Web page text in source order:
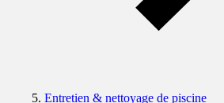
Entretien & nettoyage de piscine